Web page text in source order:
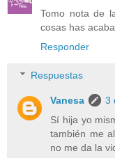
Tomo nota de
cosas has
Responder
Respuestas
Vanesa
3
Sí hija yo
también me
no me da la